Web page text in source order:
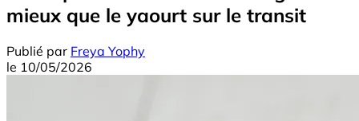
mieux que le yaourt sur le transit
Publié par Freya Yophy
le 10/05/2026